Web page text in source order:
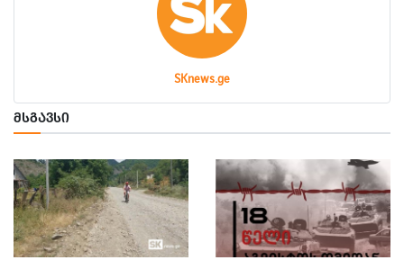
SKnews.ge
ᲛᲡᲒᲐᲕᲡᲘ